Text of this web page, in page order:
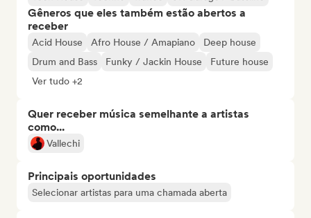
Gêneros que eles também estão abertos a
receber
Acid House Afro House / Amapiano
Deep house
Drum and Bass
Funky / Jackin House
Future house
Ver tudo +2
Quer receber música semelhante a artistas
como...
Vallechi
Principais oportunidades
Selecionar artistas para uma chamada aberta